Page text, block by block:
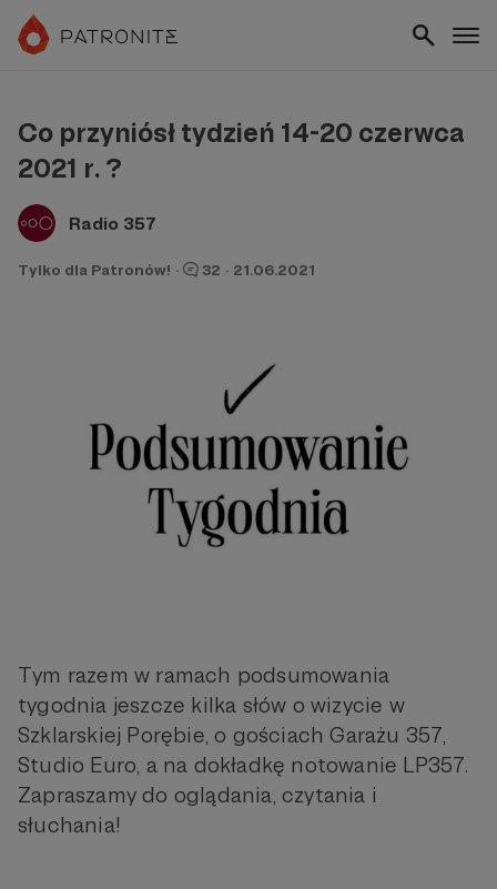
Co przyniósł tydzień 14-20 czerwca
2021 r. ?
Radio 357
Tylko dla Patronów! · 32 · 21.06.2021
Tym razem w ramach podsumowania
tygodnia jeszcze kilka słów o wizycie w
Szklarskiej Porębie, o gościach Garażu 357,
Studio Euro, a na dokładkę notowanie LP357.
Zapraszamy do oglądania, czytania i
słuchania!